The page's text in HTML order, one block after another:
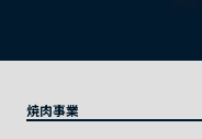
焼肉事業